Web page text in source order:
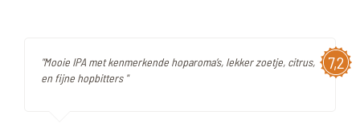
7,2
"Mooie IPA met kenmerkende hoparoma’s, lekker zoetje, citrus,
en fijne hopbitters "